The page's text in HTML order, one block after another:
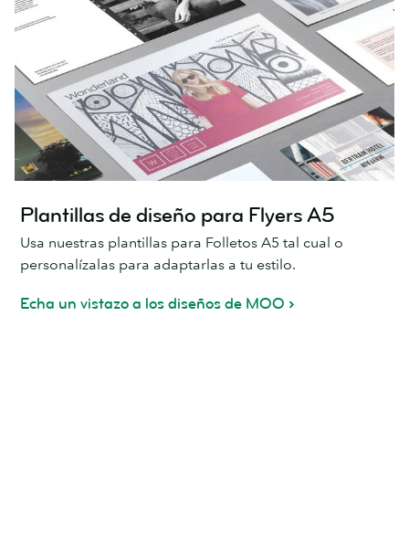
Plantillas de diseño para Flyers A5
Usa nuestras plantillas para Folletos A5 tal cual o
personalízalas para adaptarlas a tu estilo.
Echa un vistazo a los diseños de MOO